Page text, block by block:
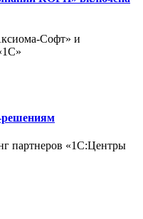
Софт» и
решениям
партнеров «1С:Центры